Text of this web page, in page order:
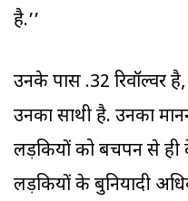
है.’’
उनके पास .32 रिवॉल्वर
उनका साथी है. उनका
लड़कियों को बचपन से ही
लड़कियों के बुनियादी